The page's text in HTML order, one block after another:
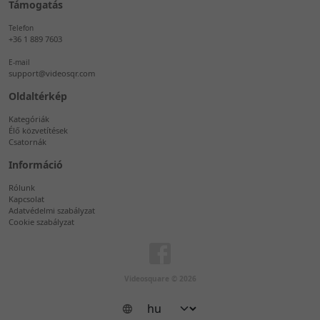
Támogatás
Telefon
+36 1 889 7603
E-mail
support@videosqr.com
Oldaltérkép
Kategóriák
Élő közvetítések
Csatornák
Információ
Rólunk
Kapcsolat
Adatvédelmi szabályzat
Cookie szabályzat